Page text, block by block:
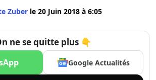
Zuber le 20 Juin 2018 à 6:05
ne se quitte plus 👇
Google Actualités